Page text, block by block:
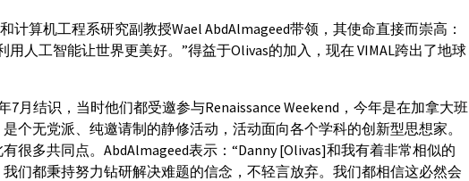
计算机工程系研究副教授Wael AbdAlmageed带领，其使命直接而崇高：
用人工智能让世界更美好。”得益于Olivas的加入，现在 VIMAL跨出了地球
7月结识，当时他们都受邀参与Renaissance Weekend，今年是在加拿大班
个无党派、纯邀请制的静修活动，活动面向各个学科的创新型思想家。
很多共同点。AbdAlmageed表示：“Danny [Olivas]和我有着非常相似的
们都秉持努力钻研解决难题的信念，不轻言放弃。我们都相信这必然会